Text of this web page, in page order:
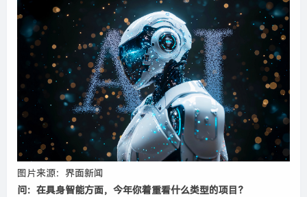
图片来源：界面新闻
问 ： 在具身智能方面， 今年你着重看什么类型的项目？